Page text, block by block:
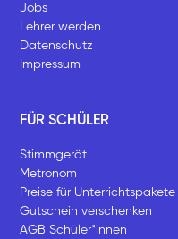
Jobs
Lehrer werden
Datenschutz
Impressum
FÜR SCHÜLER
Stimmgerät
Metronom
Preise für Unterrichtspakete
Gutschein verschenken
AGB Schüler*innen